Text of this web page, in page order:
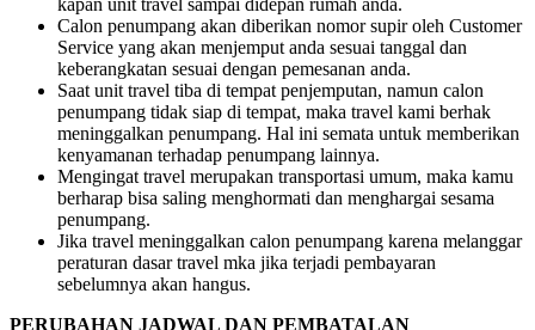
kapan unit travel sampai didepan rumah anda.
Calon penumpang akan diberikan nomor supir oleh Customer
Service yang akan menjemput anda sesuai tanggal dan
keberangkatan sesuai dengan pemesanan anda.
Saat unit travel tiba di tempat penjemputan, namun calon
penumpang tidak siap di tempat, maka travel kami berhak
meninggalkan penumpang. Hal ini semata untuk memberikan
kenyamanan terhadap penumpang lainnya.
Mengingat travel merupakan transportasi umum, maka kamu
berharap bisa saling menghormati dan menghargai sesama
penumpang.
Jika travel meninggalkan calon penumpang karena melanggar
peraturan dasar travel mka jika terjadi pembayaran
sebelumnya akan hangus.
PERUBAHAN JADWAL DAN PEMBATALAN